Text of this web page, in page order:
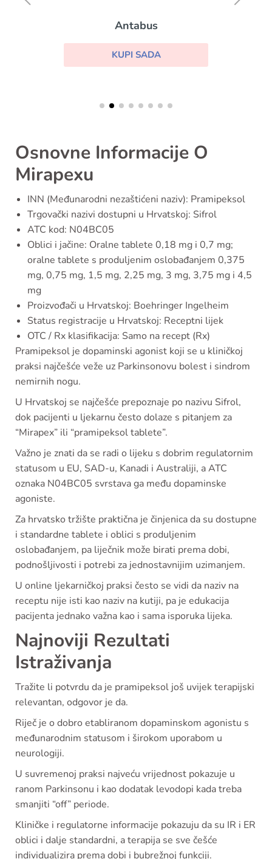
Antabus
KUPI SADA
Osnovne Informacije O
Mirapexu
INN (Međunarodni nezaštićeni naziv): Pramipeksol
Trgovački nazivi dostupni u Hrvatskoj: Sifrol
ATC kod: N04BC05
Oblici i jačine: Oralne tablete 0,18 mg i 0,7 mg;
oralne tablete s produljenim oslobađanjem 0,375
mg, 0,75 mg, 1,5 mg, 2,25 mg, 3 mg, 3,75 mg i 4,5
mg
Proizvođači u Hrvatskoj: Boehringer Ingelheim
Status registracije u Hrvatskoj: Receptni lijek
OTC / Rx klasifikacija: Samo na recept (Rx)
Pramipeksol je dopaminski agonist koji se u kliničkoj
praksi najčešće veže uz Parkinsonovu bolest i sindrom
nemirnih nogu.
U Hrvatskoj se najčešće prepoznaje po nazivu Sifrol,
dok pacijenti u ljekarnu često dolaze s pitanjem za
“Mirapex” ili “pramipeksol tablete”.
Važno je znati da se radi o lijeku s dobrim regulatornim
statusom u EU, SAD-u, Kanadi i Australiji, a ATC
oznaka N04BC05 svrstava ga među dopaminske
agoniste.
Za hrvatsko tržište praktična je činjenica da su dostupne
i standardne tablete i oblici s produljenim
oslobađanjem, pa liječnik može birati prema dobi,
podnošljivosti i potrebi za jednostavnijim uzimanjem.
U online ljekarničkoj praksi često se vidi da naziv na
receptu nije isti kao naziv na kutiji, pa je edukacija
pacijenta jednako važna kao i sama isporuka lijeka.
Najnoviji Rezultati
Istraživanja
Tražite li potvrdu da je pramipeksol još uvijek terapijski
relevantan, odgovor je da.
Riječ je o dobro etabliranom dopaminskom agonistu s
međunarodnim statusom i širokom uporabom u
neurologiji.
U suvremenoj praksi najveću vrijednost pokazuje u
ranom Parkinsonu i kao dodatak levodopi kada treba
smanjiti “off” periode.
Kliničke i regulatorne informacije pokazuju da su IR i ER
oblici i dalje standardni, a terapija se sve češće
individualizira prema dobi i bubrežnoj funkciji.